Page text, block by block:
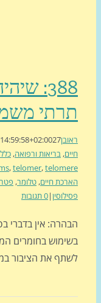
388: שיהיה
משמע
02-27T14:59:58+02:00
בריאות ורפואה,כללי,תזונה|
,shrooms,telomer,
חיים,טלומר,פטריות,
0 תגובות
אין בדברי בפוסט
בחומרים המוזכרים
את הציבור במידע